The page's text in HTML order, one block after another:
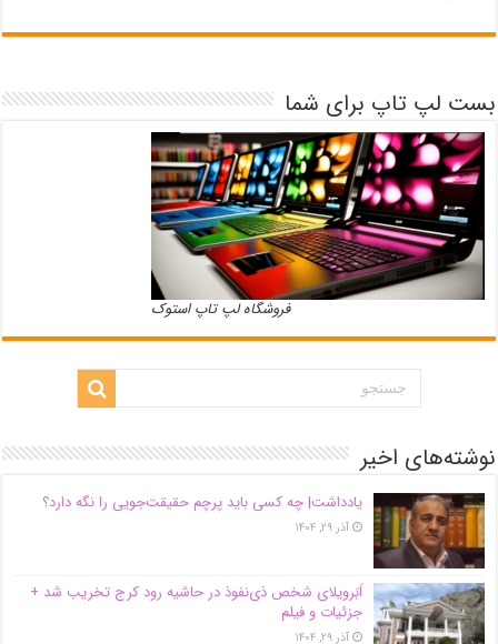
بست لپ تاپ برای شما
فروشگاه لپ تاپ استوک
نوشته‌های اخیر
یادداشت| ‌چه کسی باید پرچم حقیقت‌جویی را نگه دارد؟
آذر ۲۹, ۱۴۰۴
اَبَر‌ویلای شخص ذی‌نفوذ در حاشیه‌ رود کرج تخریب شد +
جزئیات و فیلم
آذر ۲۹, ۱۴۰۴